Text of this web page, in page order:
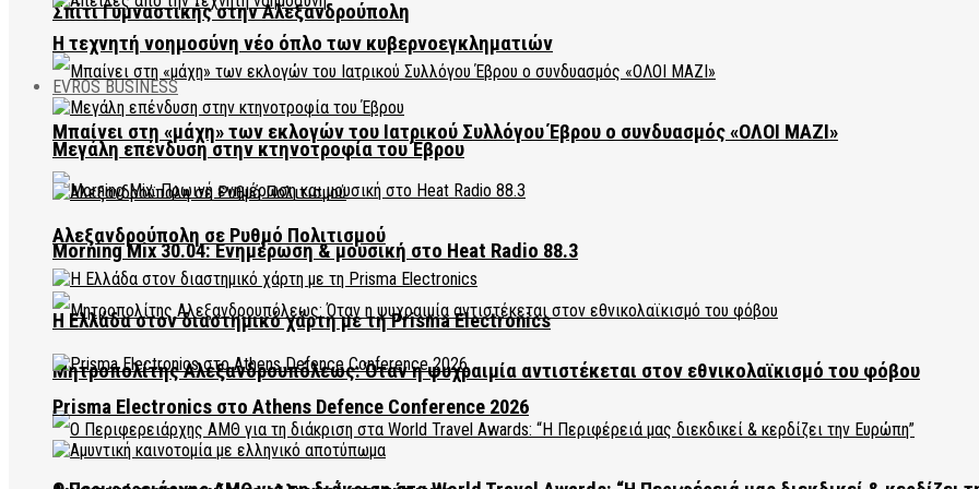
Σπίτι Γυμναστικής στην Αλεξανδρούπολη
Μπαίνει στη «μάχη» των εκλογών του Ιατρικού Συλλόγου Έβρου ο συνδυασμός «ΟΛΟΙ ΜΑΖΙ»
Morning Mix 30.04: Ενημέρωση & μουσική στο Heat Radio 88.3
Μητροπολίτης Αλεξανδρουπόλεως: Όταν η ψυχραιμία αντιστέκεται στον εθνικολαϊκισμό του φόβου
Η τεχνητή νοημοσύνη νέο όπλο των κυβερνοεγκληματιών
EVROS BUSINESS
Μεγάλη επένδυση στην κτηνοτροφία του Έβρου
Αλεξανδρούπολη σε Ρυθμό Πολιτισμού
Η Ελλάδα στον διαστημικό χάρτη με τη Prisma Electronics
Prisma Electronics στο Athens Defence Conference 2026